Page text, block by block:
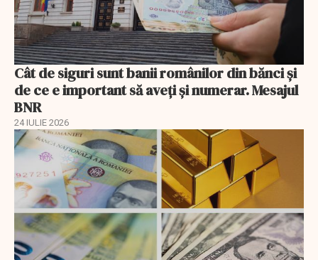
Cât de siguri sunt banii românilor din bănci şi
de ce e important să aveţi şi numerar. Mesajul
BNR
24 IULIE 2026